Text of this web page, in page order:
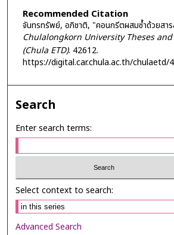
Recommended Citation
จันทรทรัพย์, อภิชาติ, "คอนกรีตผสมซ้ำด้วยสา
Chulalongkorn University Theses
(Chula ETD). 42612.
https://digital.car.chula.ac.th/chulaetd/
Search
Enter search terms:
Select context to search:
Advanced Search